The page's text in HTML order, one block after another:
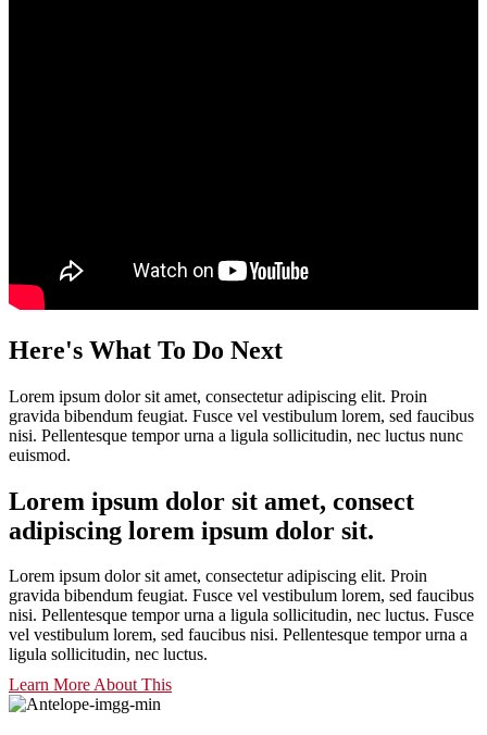
Here's What To Do Next
Lorem ipsum dolor sit amet, consectetur adipiscing elit. Proin
gravida bibendum feugiat. Fusce vel vestibulum lorem, sed faucibus
nisi. Pellentesque tempor urna a ligula sollicitudin, nec luctus nunc
euismod.
Lorem ipsum dolor sit amet, consect
adipiscing lorem ipsum dolor sit.
Lorem ipsum dolor sit amet, consectetur adipiscing elit. Proin
gravida bibendum feugiat. Fusce vel vestibulum lorem, sed faucibus
nisi. Pellentesque tempor urna a ligula sollicitudin, nec luctus. Fusce
vel vestibulum lorem, sed faucibus nisi. Pellentesque tempor urna a
ligula sollicitudin, nec luctus.
Learn More About This